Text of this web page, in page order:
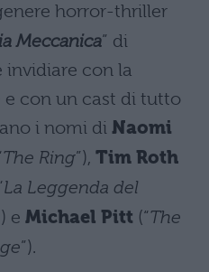
horror-thriller
Meccanica” di
invidiare con la
con un cast di tutto
i nomi di Naomi
The Ring”), Tim Roth
La Leggenda del
e Michael Pitt (“The
”).